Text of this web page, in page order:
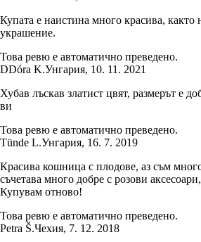
Купата е наистина много красива, както
украшение.
Това ревю е автоматично преведено.
DDóra K.Унгария, 10. 11. 2021
Хубав лъскав златист цвят, размерът е
ви
Това ревю е автоматично преведено.
Tünde L.Унгария, 16. 7. 2019
Красива кошница с плодове, аз съм
съчетава много добре с розови
Купувам отново!
Това ревю е автоматично преведено.
Petra Š.Чехия, 7. 12. 2018